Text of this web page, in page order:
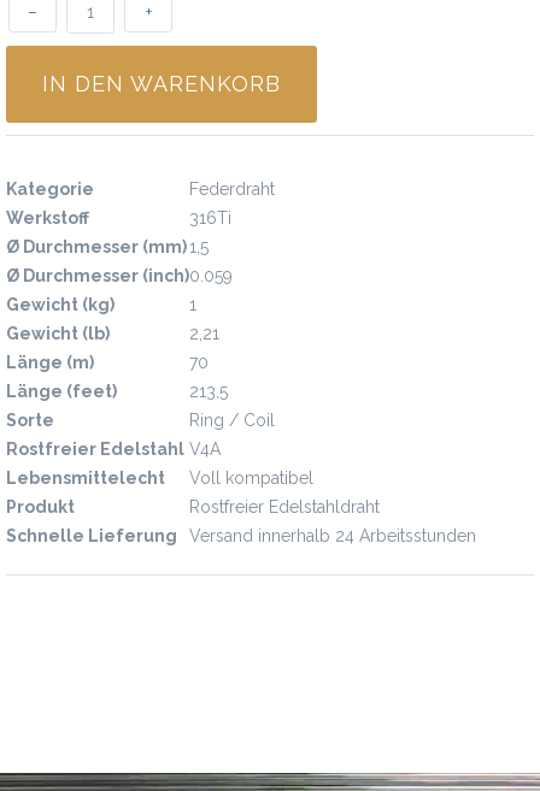
– +
IN DEN WARENKORB
Kategorie
Federdraht
Werkstoff
316Ti
Ø Durchmesser (mm)1,5
Ø Durchmesser (inch)0.059
Gewicht (kg)
1
Gewicht (lb)
2,21
Länge (m)
70
Länge (feet)
213,5
Sorte
Ring / Coil
Rostfreier Edelstahl V4A
Lebensmittelecht
Voll kompatibel
Produkt
Rostfreier Edelstahldraht
Schnelle Lieferung
Versand innerhalb 24 Arbeitsstunden